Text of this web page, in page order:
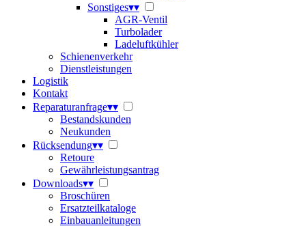
Sonstiges▾▾
AGR-Ventil
Turbolader
Ladeluftkühler
Schienenverkehr
Dienstleistungen
Logistik
Kontakt
Reparaturanfrage▾▾
Bestandskunden
Neukunden
Rücksendung▾▾
Retoure
Gewährleistungsantrag
Downloads▾▾
Broschüren
Ersatzteilkataloge
Einbauanleitungen